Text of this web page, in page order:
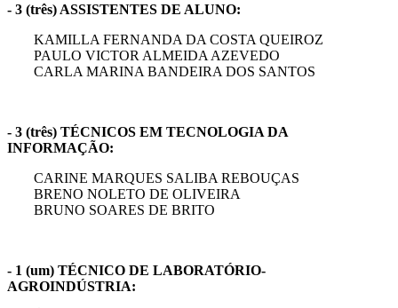
- 3 (três) ASSISTENTES DE ALUNO:
KAMILLA FERNANDA DA COSTA QUEIROZ
PAULO VICTOR ALMEIDA AZEVEDO
CARLA MARINA BANDEIRA DOS SANTOS
- 3 (três) TÉCNICOS EM TECNOLOGIA DA
INFORMAÇÃO:
CARINE MARQUES SALIBA REBOUÇAS
BRENO NOLETO DE OLIVEIRA
BRUNO SOARES DE BRITO
- 1 (um) TÉCNICO DE LABORATÓRIO-
AGROINDÚSTRIA: